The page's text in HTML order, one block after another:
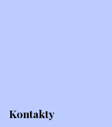
Kontakty